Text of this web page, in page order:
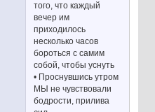
того, что каждый
вечер им
приходилось
несколько часов
бороться с самим
собой, чтобы уснуть
• Проснувшись утром
МЫ не чувствовали
бодрости, прилива